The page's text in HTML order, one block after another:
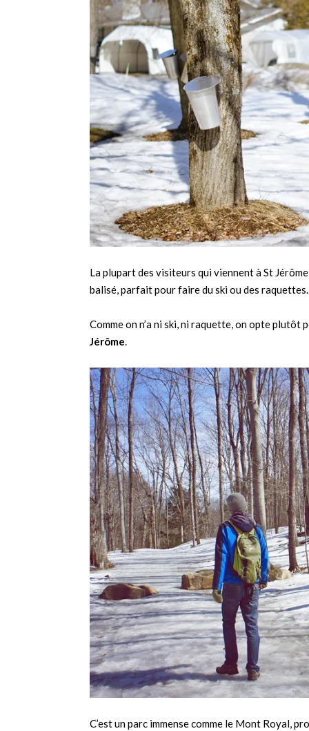
La plupart des visiteurs qui viennent à St
balisé, parfait pour faire du ski ou des
Comme on n’a ni ski, ni raquette, on opte
Jérôme.
C’est un parc immense comme le Mont Royal,